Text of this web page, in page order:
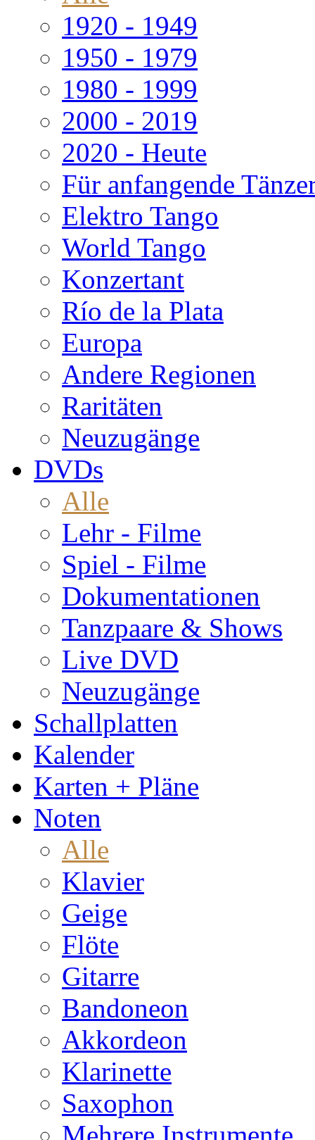
1920 - 1949
1950 - 1979
1980 - 1999
2000 - 2019
2020 - Heute
Für anfangende
Elektro Tango
World Tango
Konzertant
Río de la Plata
Europa
Andere Regionen
Raritäten
Neuzugänge
DVDs
Alle
Lehr - Filme
Spiel - Filme
Dokumentationen
Tanzpaare & Shows
Live DVD
Neuzugänge
Schallplatten
Kalender
Karten + Pläne
Noten
Alle
Klavier
Geige
Flöte
Gitarre
Bandoneon
Akkordeon
Klarinette
Saxophon